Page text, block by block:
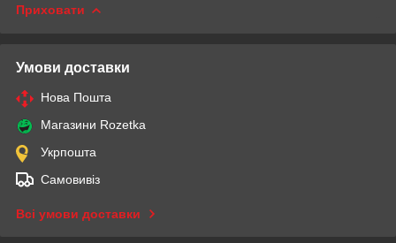
Приховати
Умови доставки
Нова Пошта
Магазини Rozetka
Укрпошта
Самовивіз
Всі умови доставки